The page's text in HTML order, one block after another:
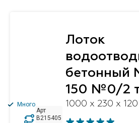
Арт
B215405
Много
Лоток
бетонный
150 №0/2
1000 x 230 x